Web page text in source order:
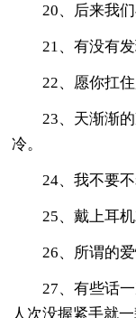
20、后来我
21、有没有
22、愿你扛
23、天渐渐
冷。
24、我不要
25、戴上耳
26、所谓的
27、有些话
人次没握紧手就